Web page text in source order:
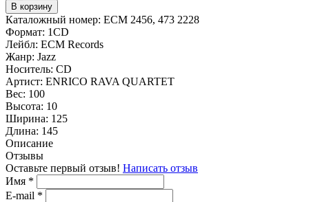
В корзину
Каталожный номер: ECM 2456, 473 2228
Формат: 1CD
Лейбл: ECM Records
Жанр: Jazz
Носитель: CD
Артист: ENRICO RAVA QUARTET
Вес: 100
Высота: 10
Ширина: 125
Длина: 145
Описание
Отзывы
Оставьте первый отзыв! Написать отзыв
Имя *
E-mail *